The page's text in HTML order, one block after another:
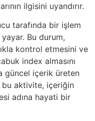
ilgisini uyandırır.
tarafında bir işlem
Bu durum,
kontrol etmesini ve
index almasını
güncel içerik üreten
aktivite, içeriğin
adına hayati bir